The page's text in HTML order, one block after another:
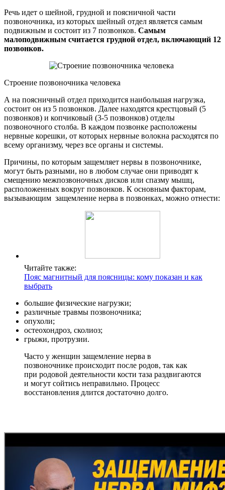
Речь идет о шейной, грудной и поясничной части
позвоночника, из которых шейный отдел является самым
подвижным и состоит из 7 позвонков. Самым
малоподвижным считается грудной отдел, включающий 12
позвонков.
Строение позвоночника человека
А на поясничный отдел приходится наибольшая нагрузка,
состоит он из 5 позвонков. Далее находятся крестцовый (5
позвонков) и копчиковый (3-5 позвонков) отделы
позвоночного столба. В каждом позвонке расположены
нервные корешки, от которых нервные волокна расходятся по
всему организму, через все органы и системы.
Причины, по которым защемляет нервы в позвоночнике,
могут быть разными, но в любом случае они приводят к
смещению межпозвоночных дисков или спазму мышц,
расположенных вокруг позвонков. К основным факторам,
вызывающим защемление нерва в позвонках, можно отнести:
Читайте также:
Пояс магнитный для поясницы: кому показан и как
выбрать
большие физические нагрузки;
различные травмы позвоночника;
опухоли;
остеохондроз, сколиоз;
грыжи, протрузии.
Часто у женщин защемление нерва в
позвоночнике происходит после родов, так как
при родовой деятельности кости таза раздвигаются
и могут сойтись неправильно. Процесс
восстановления длится достаточно долго.